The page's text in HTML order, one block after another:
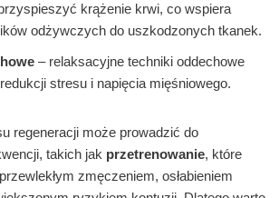
krążenie krwi, co wspiera
odżywczych do uszkodzonych tkanek.
– relaksacyjne techniki oddechowe
stresu i napięcia mięśniowego.
regeneracji może prowadzić do
takich jak przetrenowanie, które
zmęczeniem, osłabieniem